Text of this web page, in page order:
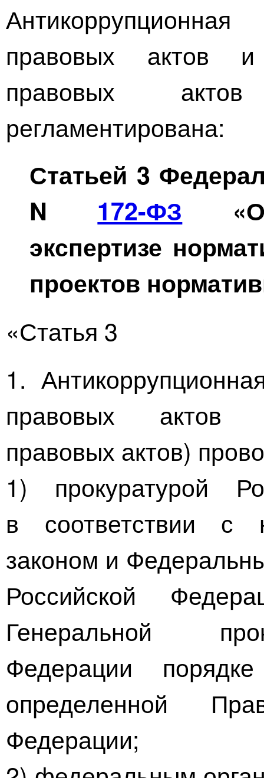
правовых актов и
правовых
регламентирована:
Статьей 3
N 172-ФЗ «Об
экспертизе
проектов
«Статья 3
1.
правовых актов
правовых актов)
1) прокуратурой
в соответствии с
законом и
Российской
Генеральной
Федерации
определенной
Федерации;